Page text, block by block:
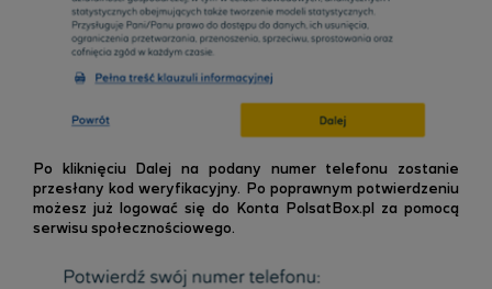
Po kliknięciu Dalej na podany numer telefonu zostanie
przesłany kod weryfikacyjny. Po poprawnym potwierdzeniu
możesz już logować się do Konta PolsatBox.pl za pomocą
serwisu społecznościowego.